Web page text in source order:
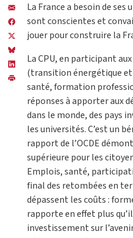
La France a besoin de
sont conscientes et
jouer pour construire la
La CPU, en participant
(transition énergétique
santé, formation
réponses à apporter aux
dans le monde, des pays
les universités. C’est un
rapport de l’OCDE
supérieure pour les
Emplois, santé,
final des retombées en
dépassent les coûts :
rapporte en effet plus
investissement sur